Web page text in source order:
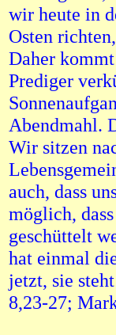
wir heute in
Osten
Daher
Prediger
Abendmahl.
Wir sitzen
auch, dass
möglich,
geschüttelt
hat einmal
jetzt, sie
8,23-27;